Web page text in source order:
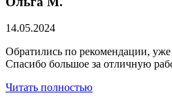
14.05.2024
Обратились по рекомендации,
Спасибо большое за отличную
Читать полностью